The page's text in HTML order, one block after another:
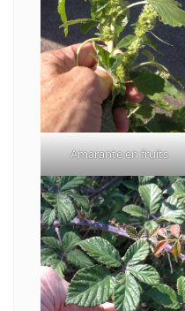
Amarante en fruits